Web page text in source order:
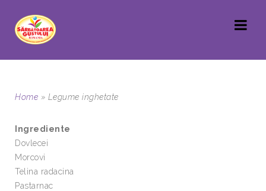
Home » Legume inghetate
Ingrediente
Dovlecei
Morcovi
Telina radacina
Pastarnac